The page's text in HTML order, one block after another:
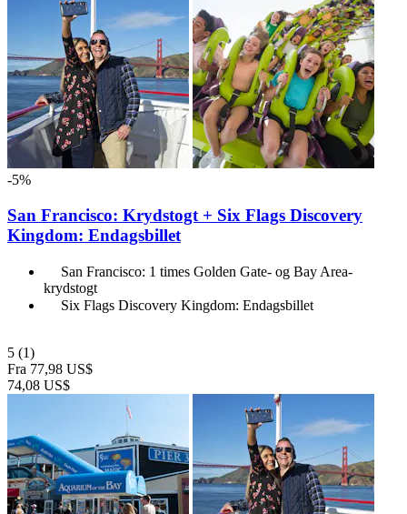
-5%
San Francisco: Krydstogt + Six Flags Discovery
Kingdom: Endagsbillet
San Francisco: 1 times Golden Gate- og Bay Area-
krydstogt
Six Flags Discovery Kingdom: Endagsbillet
5 (1)
Fra 77,98 US$
74,08 US$